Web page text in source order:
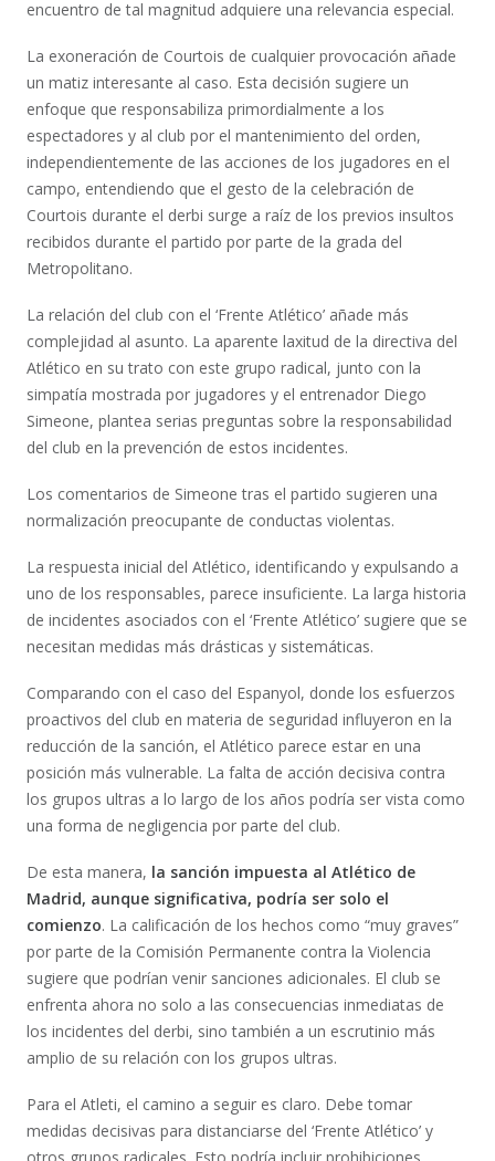
encuentro de tal magnitud adquiere una relevancia especial.
La exoneración de Courtois de cualquier provocación añade
un matiz interesante al caso. Esta decisión sugiere un
enfoque que responsabiliza primordialmente a los
espectadores y al club por el mantenimiento del orden,
independientemente de las acciones de los jugadores en el
campo, entendiendo que el gesto de la celebración de
Courtois durante el derbi surge a raíz de los previos insultos
recibidos durante el partido por parte de la grada del
Metropolitano.
La relación del club con el ‘Frente Atlético’ añade más
complejidad al asunto. La aparente laxitud de la directiva del
Atlético en su trato con este grupo radical, junto con la
simpatía mostrada por jugadores y el entrenador Diego
Simeone, plantea serias preguntas sobre la responsabilidad
del club en la prevención de estos incidentes.
Los comentarios de Simeone tras el partido sugieren una
normalización preocupante de conductas violentas.
La respuesta inicial del Atlético, identificando y expulsando a
uno de los responsables, parece insuficiente. La larga historia
de incidentes asociados con el ‘Frente Atlético’ sugiere que se
necesitan medidas más drásticas y sistemáticas.
Comparando con el caso del Espanyol, donde los esfuerzos
proactivos del club en materia de seguridad influyeron en la
reducción de la sanción, el Atlético parece estar en una
posición más vulnerable. La falta de acción decisiva contra
los grupos ultras a lo largo de los años podría ser vista como
una forma de negligencia por parte del club.
De esta manera, la sanción impuesta al Atlético de
Madrid, aunque significativa, podría ser solo el
comienzo. La calificación de los hechos como “muy graves”
por parte de la Comisión Permanente contra la Violencia
sugiere que podrían venir sanciones adicionales. El club se
enfrenta ahora no solo a las consecuencias inmediatas de
los incidentes del derbi, sino también a un escrutinio más
amplio de su relación con los grupos ultras.
Para el Atleti, el camino a seguir es claro. Debe tomar
medidas decisivas para distanciarse del ‘Frente Atlético’ y